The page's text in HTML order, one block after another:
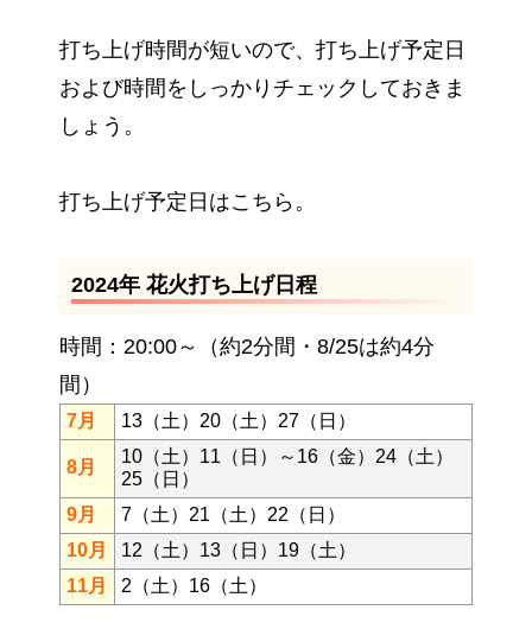
打ち上げ時間が短いので、打ち上げ予定日
および時間をしっかりチェックしておきま
しょう。
打ち上げ予定日はこちら。
2024年 花火打ち上げ日程
時間：20:00～（約2分間・8/25は約4分
間）
7月 13（土）20（土）27（日）
8月
10（土）11（日）～16（金）24（土）
25（日）
9月
7（土）21（土）22（日）
10月
12（土）13（日）19（土）
11月
2（土）16（土）